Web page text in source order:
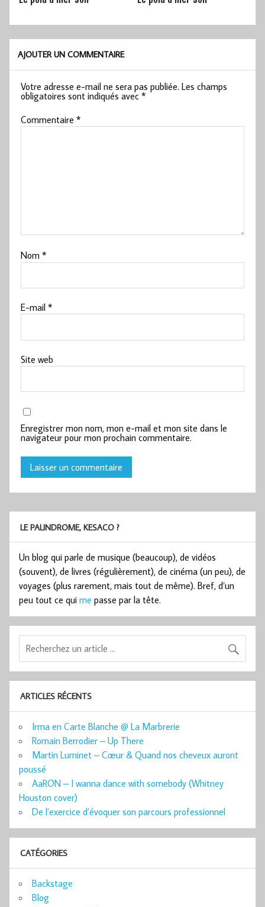
AJOUTER UN COMMENTAIRE
Votre adresse e-mail ne sera pas publiée. Les champs
obligatoires sont indiqués avec*
Commentaire*
Nom*
E-mail*
Site web
Enregistrer mon nom, mon e-mail et mon site dans le
navigateur pour mon prochain commentaire.
LE PALINDROME, KESACO ?
Un blog qui parle de musique (beaucoup), de vidéos
(souvent), de livres (régulièrement), de cinéma (un peu), de
voyages (plus rarement, mais tout de même). Bref, d’un
peu tout ce qui me passe par la tête.
ARTICLES RÉCENTS
Irma en Carte Blanche @ La Marbrerie
Romain Berrodier – Up There
Martin Luminet – Cœur & Quand nos cheveux auront
poussé
AaRON – I wanna dance with somebody (Whitney
Houston cover)
De l’exercice d’évoquer son parcours professionnel
CATÉGORIES
Backstage
Blog